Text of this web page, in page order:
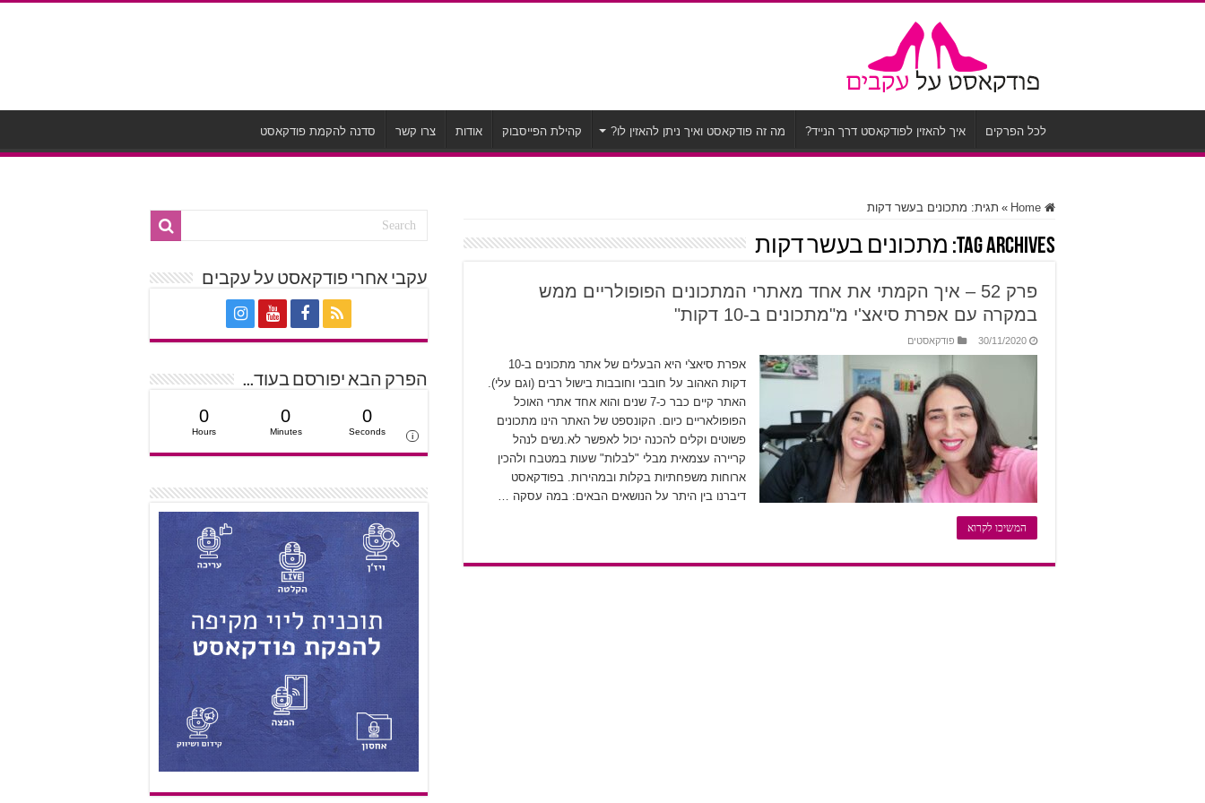
לכל הפרקים איך להאזין לפודקאסט דרך הנייד? מה זה פודקאסט ואיך ניתן להאזין לו? קהילת הפייסבוק אודות צרו קשר סדנה להקמת פודקאסט
» תגית: מתכונים בעשר דקות
Tag Archives: מתכונים בעשר דקות
פרק 52 – איך הקמתי את אחד מאתרי המתכונים הפופולריים ממש
במקרה עם אפרת סיאצ'י מ"מתכונים ב-10 דקות"
30/11/2020 פודקאסטים
אפרת סיאצ'י היא הבעלים של אתר מתכונים ב-10
דקות האהוב על חובבי וחובבות בישול רבים (וגם עלי).
האתר קיים כבר כ-7 שנים והוא אחד אתרי האוכל
הפופולאריים כיום. הקונספט של האתר הינו מתכונים
פשוטים וקלים להכנה יכול לאפשר לא.נשים לנהל
קריירה עצמאית מבלי "לבלות" שעות במטבח ולהכין
ארוחות משפחתיות בקלות ובמהירות. בפודקאסט
דיברנו בין היתר על הנושאים הבאים: במה עסקה …
המשיכו לקרוא
עקבי אחרי פודקאסט על עקבים
הפרק הבא יפורסם בעוד...
0
Hours
0
Minutes
0
Seconds i